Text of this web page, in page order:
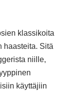
klassikoita
haasteita. Sitä
niille,
käyttäjiin